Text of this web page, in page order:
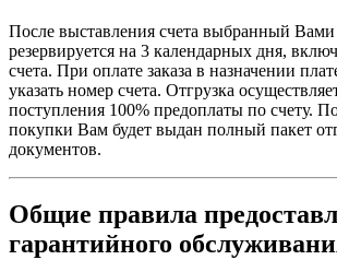
После выставления счета выбранный Вами
резервируется на 3 календарных дня,
счета. При оплате заказа в назначении
указать номер счета. Отгрузка
поступления 100% предоплаты по счету.
покупки Вам будет выдан полный пакет
документов.
Общие правила
гарантийного